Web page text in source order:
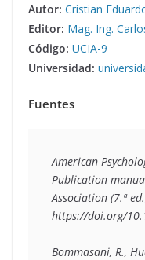
Autor: Cristian
Editor: Mag. Ing.
Código: UCIA-9
Universidad:
Fuentes
American
Publication
Association (7.ª
https://doi.org/
Bommasani, R.,